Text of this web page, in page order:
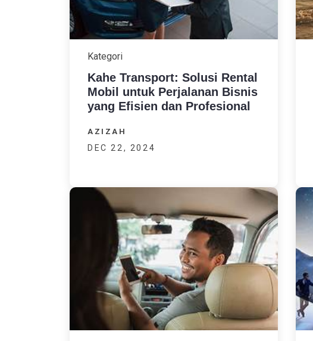
Kategori
Kahe Transport: Solusi Rental
Mobil untuk Perjalanan Bisnis
yang Efisien dan Profesional
AZIZAH
DEC 22, 2024